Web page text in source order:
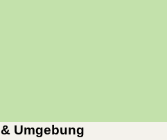
Ausflüge & Umgebung